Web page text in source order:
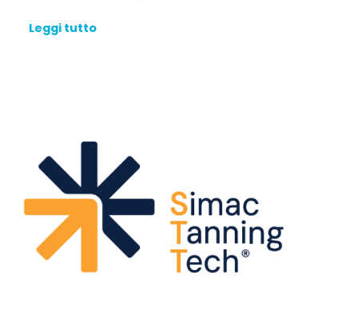
Leggi tutto